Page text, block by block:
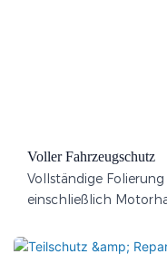
Voller Fahrzeugschutz
Vollständige
einschließlich